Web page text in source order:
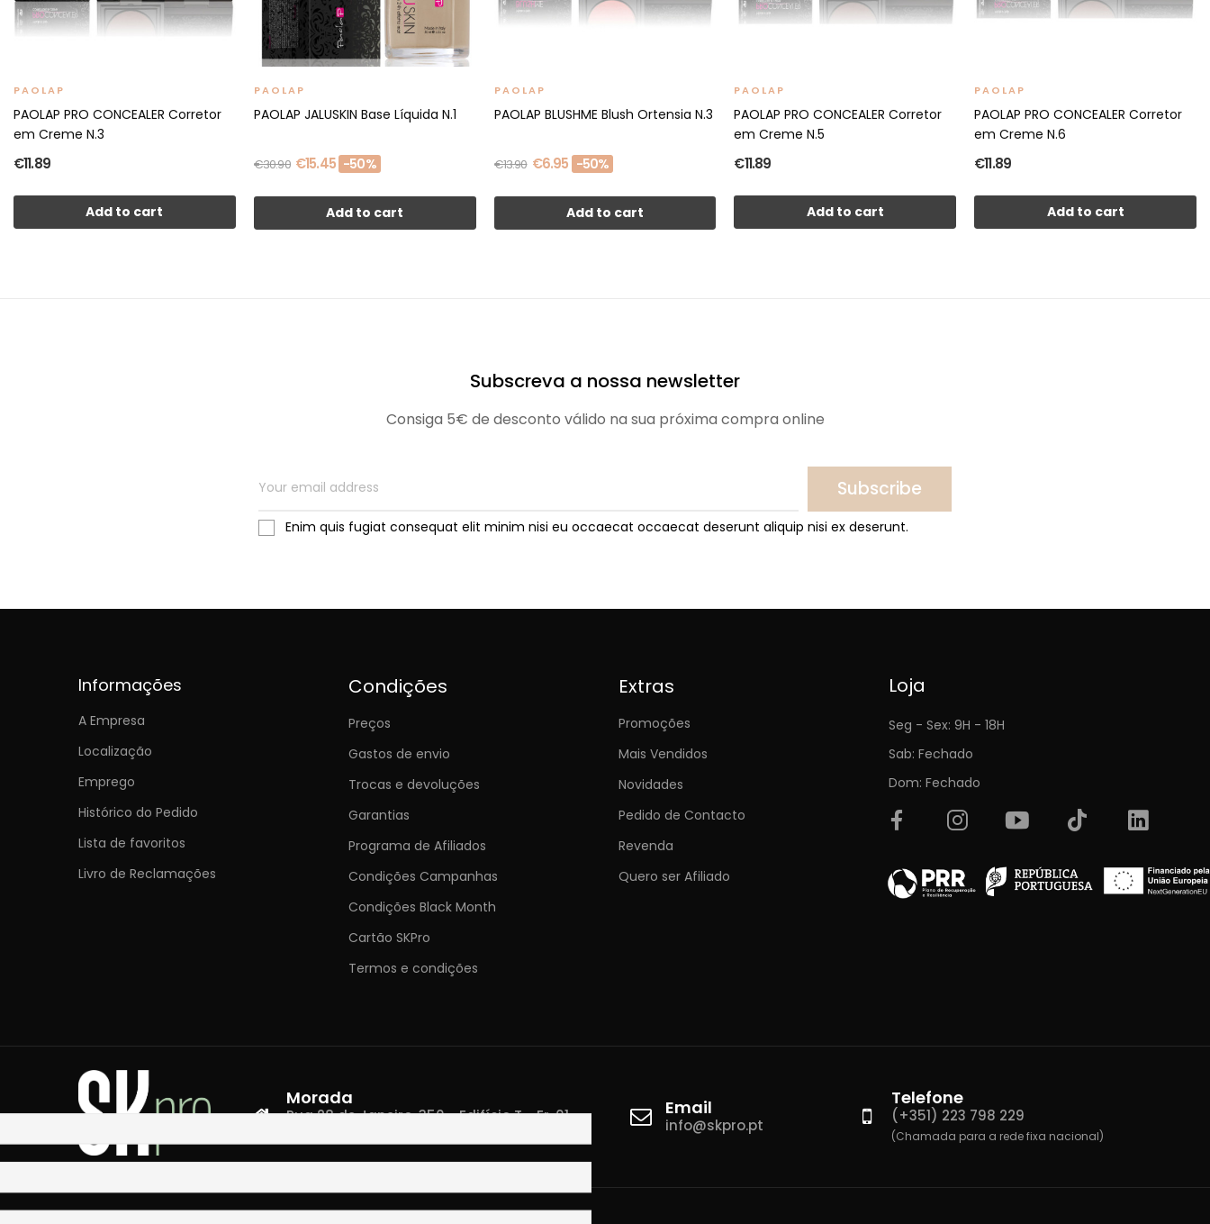
PAOLAP
PAOLAP PRO CONCEALER Corretor
em Creme N.3
€11.89
Add to cart
PAOLAP
PAOLAP JALUSKIN Base Líquida N.1
€30.90 €15.45 -50%
Add to cart
PAOLAP
PAOLAP BLUSHME Blush Ortensia N.3
€13.90 €6.95 -50%
Add to cart
PAOLAP
PAOLAP PRO CONCEALER Corretor
em Creme N.5
€11.89
Add to cart
PAOLAP
PAOLAP PRO CONCEALER Corretor
em Creme N.6
€11.89
Add to cart
Subscreva a nossa newsletter
Consiga 5€ de desconto válido na sua próxima compra online
Subscribe
Enim quis fugiat consequat elit minim nisi eu occaecat occaecat deserunt aliquip nisi ex deserunt.
Informações
A Empresa
Localização
Emprego
Histórico do Pedido
Lista de favoritos
Livro de Reclamações
Condições
Preços
Gastos de envio
Trocas e devoluções
Garantias
Programa de Afiliados
Condições Campanhas
Condições Black Month
Cartão SKPro
Termos e condições
Extras
Promoções
Mais Vendidos
Novidades
Pedido de Contacto
Revenda
Quero ser Afiliado
Loja
Seg - Sex: 9H - 18H
Sab: Fechado
Dom: Fechado
Morada
Rua 28 de Janeiro, 350 - Edifício T - Fr. 01
Email
info@skpro.pt
Telefone
(+351) 223 798 229
(Chamada para a rede fixa nacional)